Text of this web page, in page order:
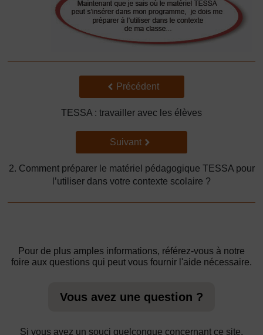
Précédent
Précédent
TESSA : travailler avec les élèves
Suivant
Suivant
2. Comment préparer le matériel pédagogique TESSA pour
l’utiliser dans votre contexte scolaire ?
Pour de plus amples informations, référez-vous à notre
foire aux questions qui peut vous fournir l'aide nécessaire.
Vous avez une question ?
Si vous avez un souci quelconque concernant ce site,